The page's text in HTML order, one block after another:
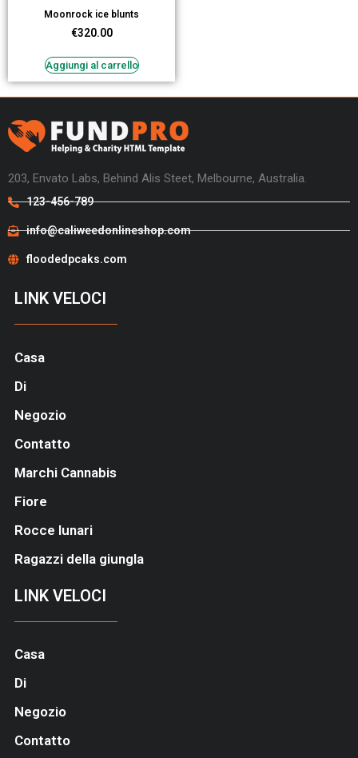
Moonrock ice blunts
€320.00
Aggiungi al carrello
203, Envato Labs, Behind Alis Steet, Melbourne, Australia.
123-456-789
info@caliweedonlineshop.com
floodedpcaks.com
LINK VELOCI
Casa
Di
Negozio
Contatto
Marchi Cannabis
Fiore
Rocce lunari
Ragazzi della giungla
LINK VELOCI
Casa
Di
Negozio
Contatto